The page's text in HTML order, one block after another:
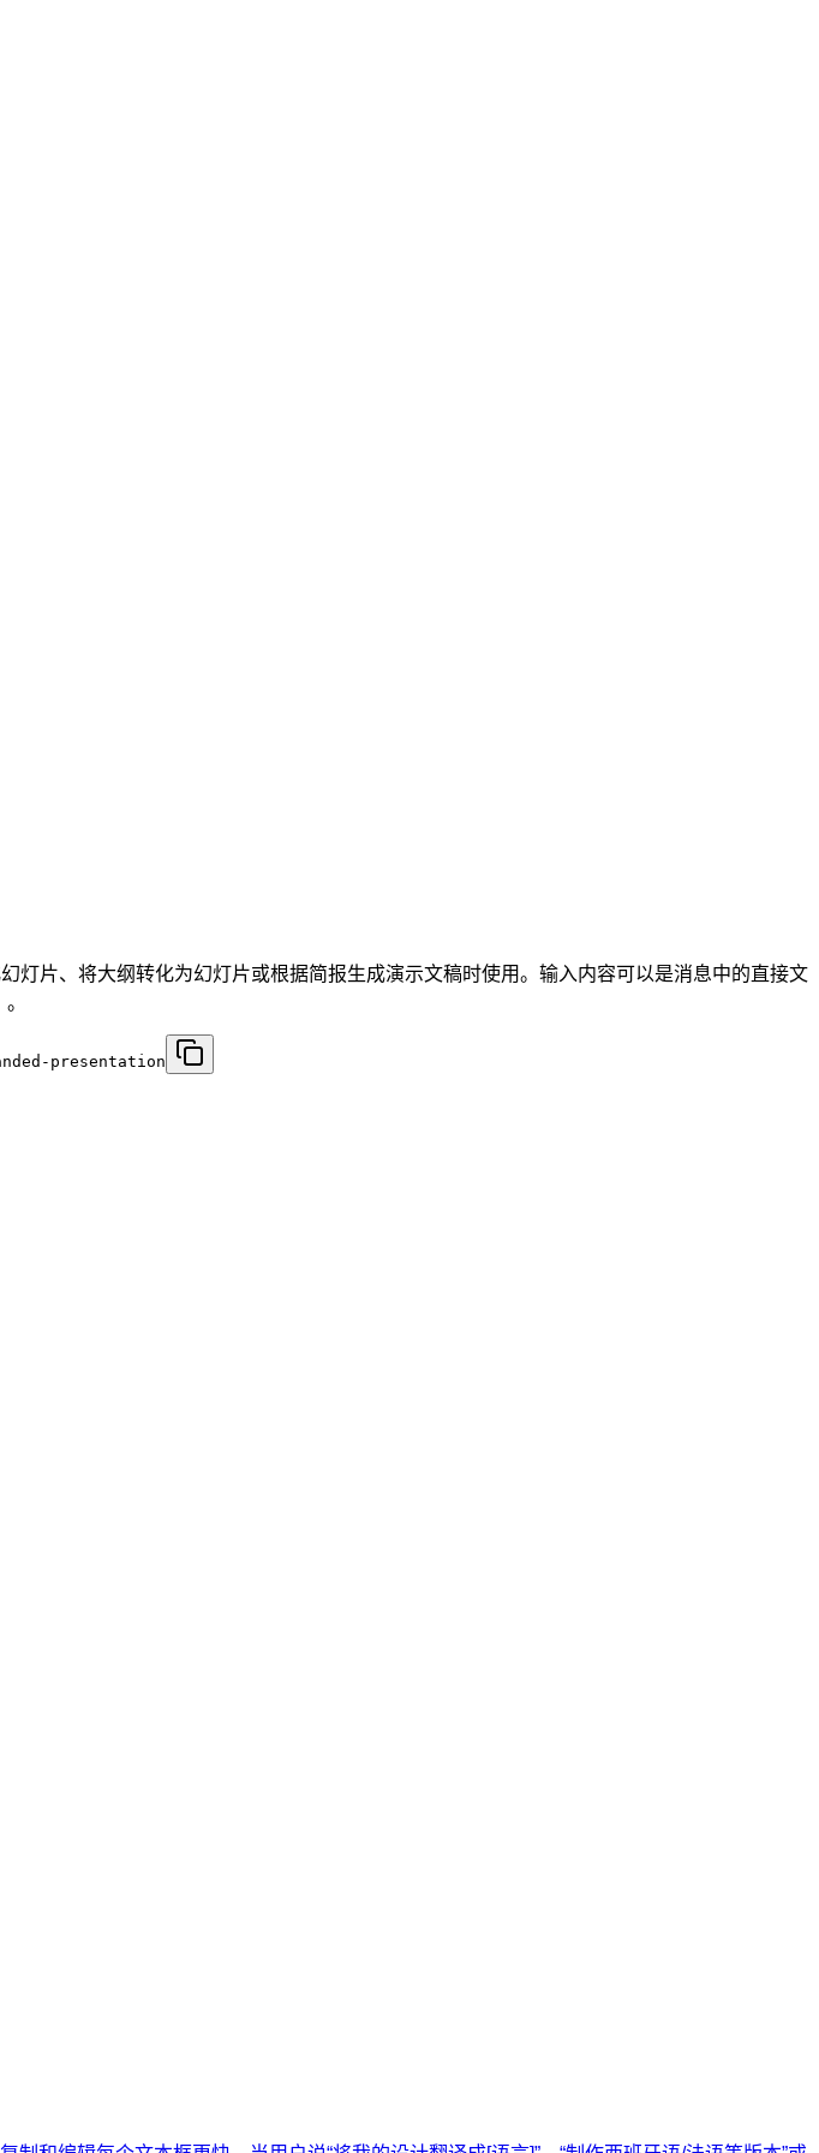
片、将大纲转化为幻灯片或根据简报生成演示文稿时使用。输入内容可以是消息中的直接文
presentation